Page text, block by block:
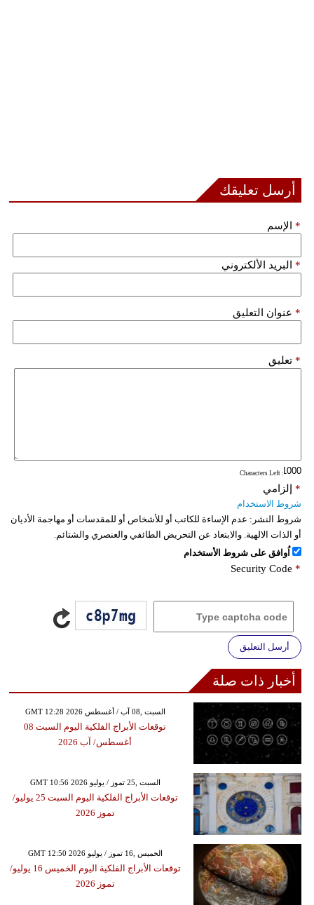
أرسل تعليقك
الإسم *
البريد الألكتروني *
عنوان التعليق *
تعليق *
: Characters Left
إلزامي *
شروط الاستخدام
شروط النشر: عدم الإساءة للكاتب أو للأشخاص أو للمقدسات أو مهاجمة الأديان
أو الذات الالهية. والابتعاد عن التحريض الطائفي والعنصري والشتائم.
اُوافق على شروط الأستخدام
Security Code *
أرسل التعليق
أخبار ذات صلة
GMT 12:28 2026 السبت ,08 آب / أغسطس
توقعات الأبراج الفلكية اليوم السبت 08
أغسطس/ آب 2026
GMT 10:56 2026 السبت ,25 تموز / يوليو
توقعات الأبراج الفلكية اليوم السبت 25 يوليو/
تموز 2026
GMT 12:50 2026 الخميس ,16 تموز / يوليو
توقعات الأبراج الفلكية اليوم الخميس 16 يوليو/
تموز 2026